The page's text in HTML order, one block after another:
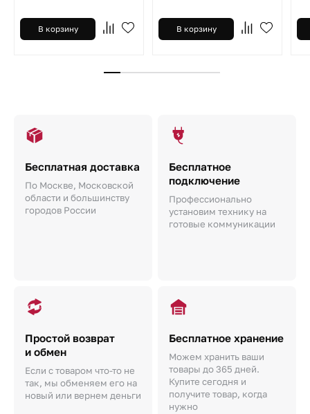
В корзину В корзину
Бесплатная доставка
По Москве, Московской
области и большинству
городов России
Бесплатное
подключение
Профессионально
установим технику на
готовые коммуникации
Простой возврат
и обмен
Если с товаром что-то не
так, мы обменяем его на
новый или вернем деньги
Бесплатное хранение
Можем хранить ваши
товары до 365 дней.
Купите сегодня и
получите товар, когда
нужно